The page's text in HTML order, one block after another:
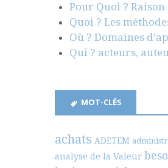
Pour Quoi ?
Quoi ? Les
Où ? Domaines
Qui ? acteurs,
MOT-CLÉS
achats ADETEM
analyse de la Valeur